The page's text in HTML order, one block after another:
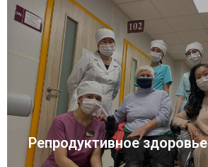
Репродуктивное здоровье